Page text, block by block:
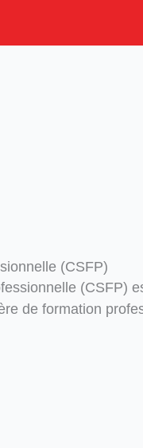
(CSFP)
(CSFP)
de formation